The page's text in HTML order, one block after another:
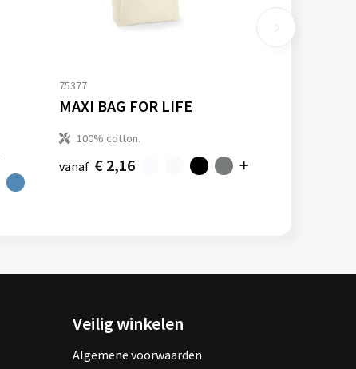
75377
MAXI BAG FOR LIFE
100% cotton.
vanaf € 2,16
Veilig winkelen
Algemene voorwaarden